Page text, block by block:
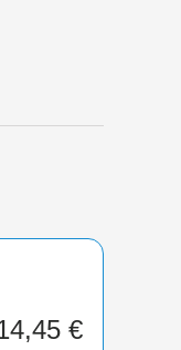
Wert ein
€